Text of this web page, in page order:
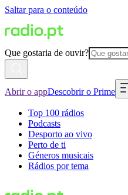
Saltar para o conteúdo
Que gostaria de ouvir?
Abrir o appDescobrir o Prime
Top 100 rádios
Podcasts
Desporto ao vivo
Perto de ti
Géneros musicais
Rádios por tema